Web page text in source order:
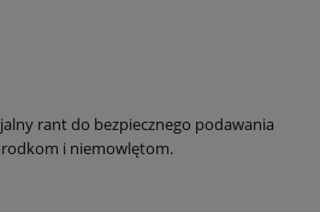
rant do bezpiecznego podawania
i niemowlętom.